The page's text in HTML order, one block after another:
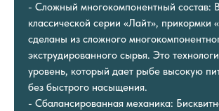
- Сложный многокомпонентный состав:
классической серии «Лайт», прикормки
сделаны из сложного
экструдированного сырья. Это
уровень, который дает рыбе высокую
без быстрого насыщения.
- Сбалансированная механика: